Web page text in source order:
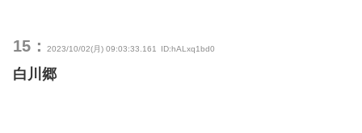
15： 2023/10/02(月) 09:03:33.161 ID:hALxq1bd0
白川郷